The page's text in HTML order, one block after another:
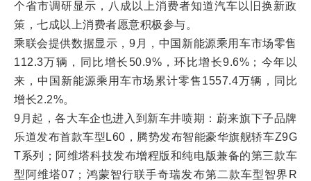
个省市调研显示，八成以上消费者知道汽车以旧换新政
策，七成以上消费者愿意积极参与。
乘联会提供数据显示，9月，中国新能源乘用车市场零售
112.3万辆，同比增长50.9%，环比增长9.6%；今年以
来，中国新能源乘用车市场累计零售1557.4万辆，同比
增长2.2%。
9月起，各大车企也进入到新车井喷期：蔚来旗下子品牌
乐道发布首款车型L60，腾势发布智能豪华旗舰轿车Z9G
T系列；阿维塔科技发布增程版和纯电版兼备的第三款车
型阿维塔07；鸿蒙智行联手奇瑞发布第二款车型智界R